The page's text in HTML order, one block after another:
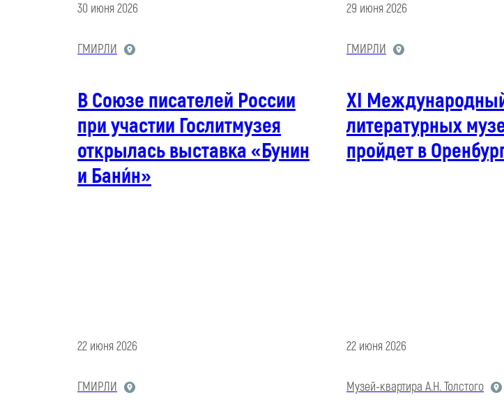
30 июня 2026
ГМИРЛИ
В Союзе писателей России
при участии Гослитмузея
открылась выставка «Бунин
и Бани́н»
29 июня 2026
ГМИРЛИ
XI
литературных
пройдет в
22 июня 2026
ГМИРЛИ
22 июня 2026
Музей-квартира А.Н. Толстого